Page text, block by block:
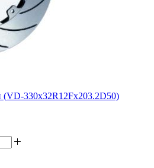
(VD-330x32R12Fx203.2D50)